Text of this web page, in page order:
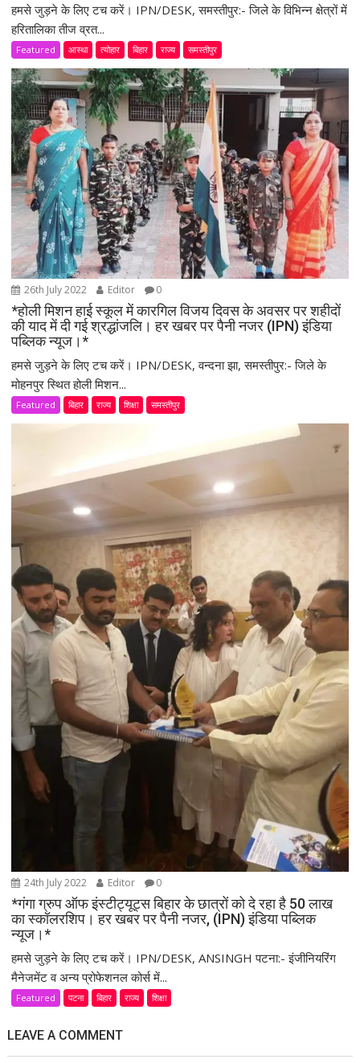
हमसे जुड़ने के लिए टच करें। IPN/DESK, समस्तीपुर:- जिले के विभिन्न क्षेत्रों में
हरितालिका तीज व्रत...
Featured आस्था त्योहार बिहार राज्य समस्तीपुर
26th July 2022 Editor 0
*होली मिशन हाई स्कूल में कारगिल विजय दिवस के अवसर पर शहीदों
की याद में दी गई श्रद्धांजलि। हर खबर पर पैनी नजर (IPN) इंडिया
पब्लिक न्यूज।*
हमसे जुड़ने के लिए टच करें। IPN/DESK, वन्दना झा, समस्तीपुर:- जिले के
मोहनपुर स्थित होली मिशन...
Featured बिहार राज्य शिक्षा समस्तीपुर
24th July 2022 Editor 0
*गंगा ग्रुप ऑफ इंस्टीट्यूट्स बिहार के छात्रों को दे रहा है 50 लाख
का स्कॉलरशिप। हर खबर पर पैनी नजर, (IPN) इंडिया पब्लिक
न्यूज।*
हमसे जुड़ने के लिए टच करें। IPN/DESK, ANSINGH पटना:- इंजीनियरिंग
मैनेजमेंट व अन्य प्रोफेशनल कोर्स में...
Featured पटना बिहार राज्य शिक्षा
LEAVE A COMMENT